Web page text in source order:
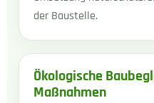
der Baustelle.
Ökologische
Maßnahmen